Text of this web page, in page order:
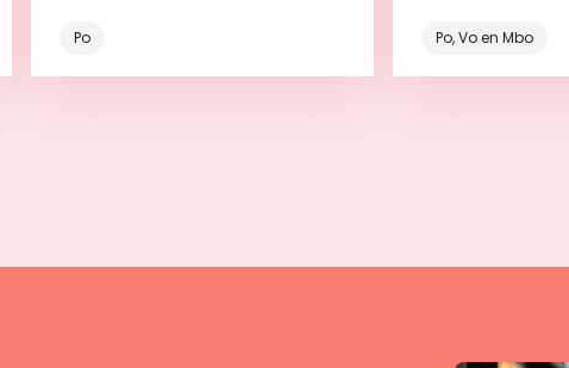
Po Po, Vo en Mbo